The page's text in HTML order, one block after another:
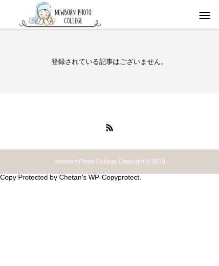
登録されている記事はございません。
NewbornPhoto College Copyright © 2019
Copy Protected by Chetan's WP-Copyprotect